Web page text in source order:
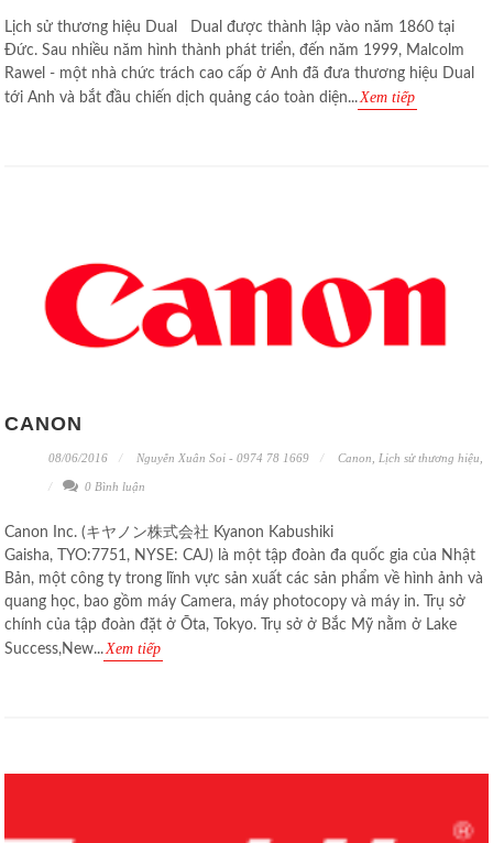
Lịch sử thương hiệu Dual Dual được thành lập vào năm 1860 tại
Đức. Sau nhiều năm hình thành phát triển, đến năm 1999, Malcolm
Rawel - một nhà chức trách cao cấp ở Anh đã đưa thương hiệu Dual
tới Anh và bắt đầu chiến dịch quảng cáo toàn diện...Xem tiếp
CANON
08/06/2016 Nguyễn Xuân Soi - 0974 78 1669 Canon Lịch sử thương hiệu
0 Bình luận
Canon Inc. (キヤノン株式会社 Kyanon Kabushiki
Gaisha, TYO:7751, NYSE: CAJ) là một tập đoàn đa quốc gia của Nhật
Bản, một công ty trong lĩnh vực sản xuất các sản phẩm về hình ảnh và
quang học, bao gồm máy Camera, máy photocopy và máy in. Trụ sở
chính của tập đoàn đặt ở Ōta, Tokyo. Trụ sở ở Bắc Mỹ nằm ở Lake
Success,New...Xem tiếp